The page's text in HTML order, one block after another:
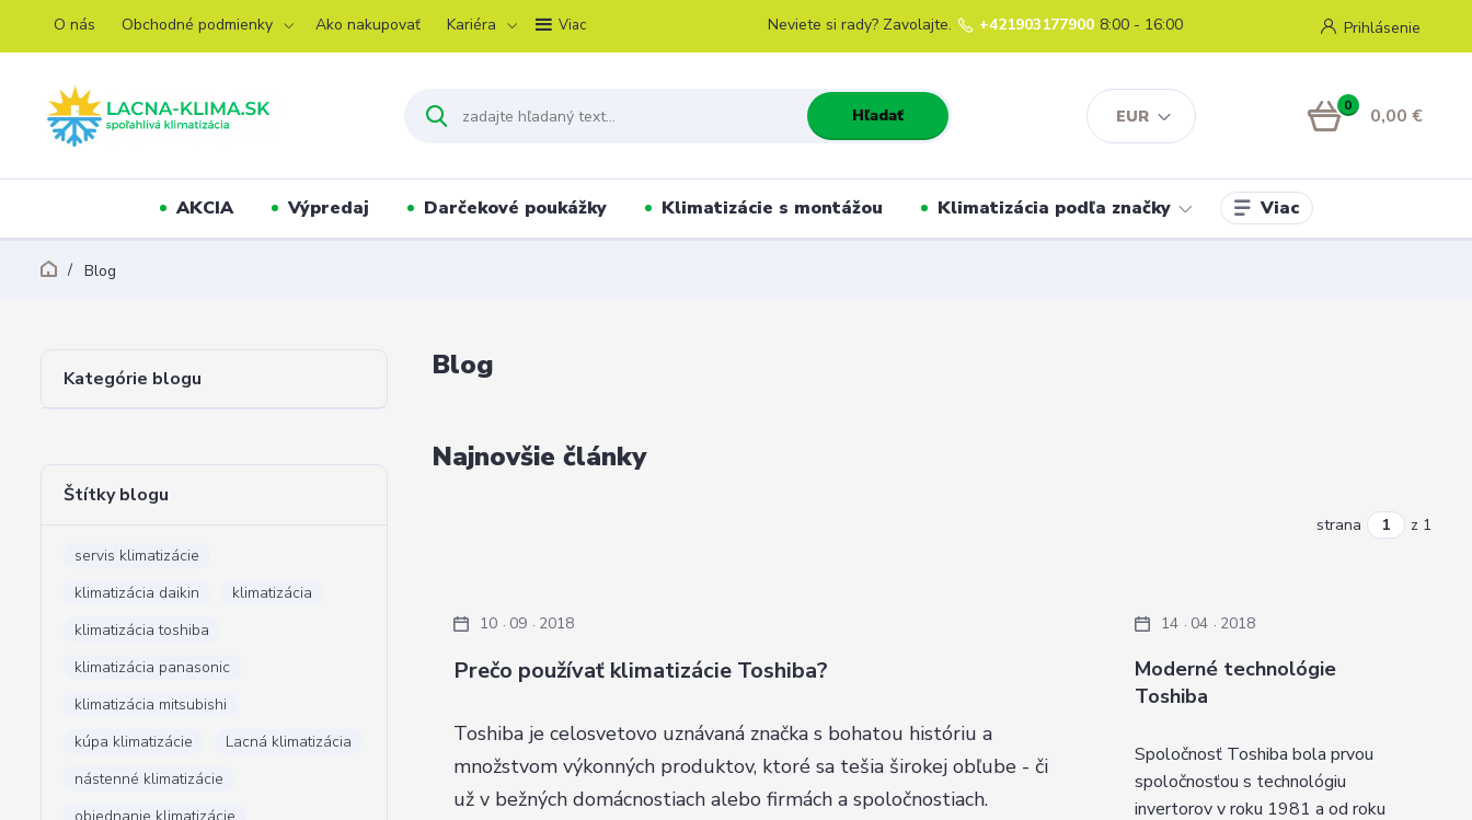
O nás Obchodné podmienky Ako nakupovať Kariéra Viac
EUR
Prihlásenie
Hľadať
Neviete si rady? Zavolajte. +421903177900 8:00 - 16:00
0 0,00 €
AKCIA Výpredaj Darčekové poukážky Klimatizácie s montážou Klimatizácia podľa značky Viac
Blog
Kategórie blogu
Štítky blogu
servis klimatizácie
klimatizácia daikin
klimatizácia
klimatizácia toshiba
klimatizácia panasonic
klimatizácia mitsubishi
kúpa klimatizácie
Lacná klimatizácia
nástenné klimatizácie
Blog
Najnovšie články
strana z 1
Prečo používať klimatizácie Toshiba?
10 09 2018
Toshiba je celosvetovo uznávaná značka s bohatou históriu a
množstvom výkonných produktov, ktoré sa tešia širokej obľube - či
už v bežných domácnostiach alebo firmách a spoločnostiach.
Moderné technológie
Toshiba
14 04 2018
Spoločnosť Toshiba bola prvou
spoločnosťou s technológiu
invertorov v roku 1981 a od roku